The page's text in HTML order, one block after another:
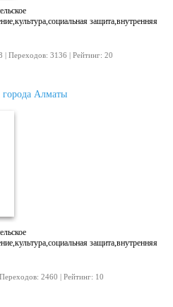
защита,внутренняя
Переходов: 3136 | Рейтинг: 20
Алматы
защита,внутренняя
2460 | Рейтинг: 10